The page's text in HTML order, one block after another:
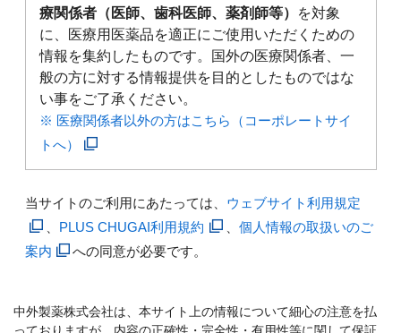
療関係者（医師、歯科医師、薬剤師等）
を対象
に、医療用医薬品を適正にご使用いただくための
情報を集約したものです。国外の医療関係者、一
般の方に対する情報提供を目的としたものではな
い事をご了承ください。
※ 医療関係者以外の方はこちら（コーポレートサイ
トへ）
当サイトのご利用にあたっては、 ウェブサイト利用規定
PLUS CHUGAI利用規約
個人情報の取扱いのご
案内
への同意が必要です。
中外製薬株式会社は、本サイト上の情報について細心の注意を払
っておりますが、内容の正確性・完全性・有用性等に関して保証